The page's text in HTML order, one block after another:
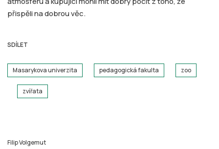
přispěli na dobrou věc.
SDÍLET
Masarykova univerzita pedagogická fakulta zoo
zvířata
Filip Volgemut